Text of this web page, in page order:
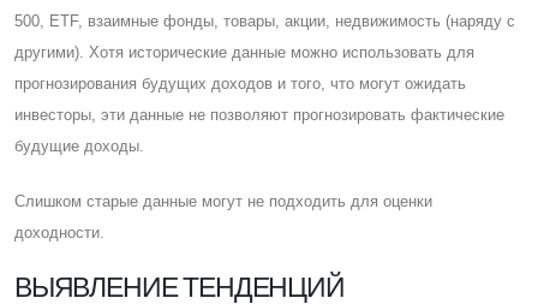
500, ETF, взаимные фонды, товары, акции, недвижимость (наряду с
другими). Хотя исторические данные можно использовать для
прогнозирования будущих доходов и того, что могут ожидать
инвесторы, эти данные не позволяют прогнозировать фактические
будущие доходы.
Cлишком старые данные могут не подходить для оценки
доходности.
ВЫЯВЛЕНИЕ ТЕНДЕНЦИЙ